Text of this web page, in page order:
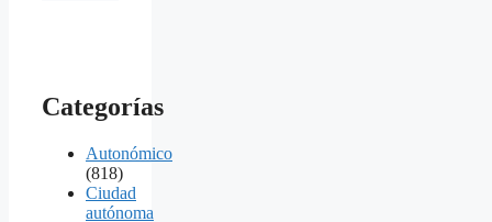
Categorías
Autonómico
(818)
Ciudad
autónoma